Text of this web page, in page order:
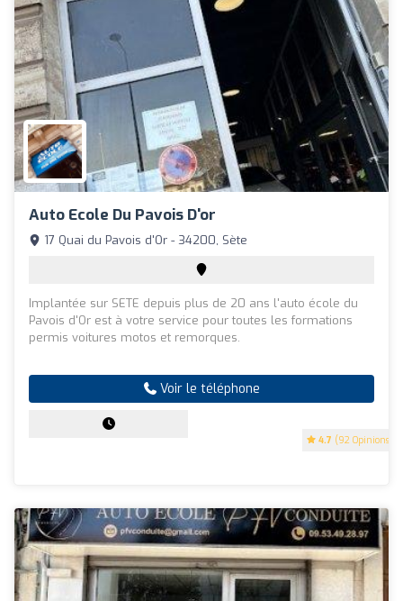
Auto Ecole Du Pavois D'or
4.7 (92 Opinions)
17 Quai du Pavois d'Or - 34200, Sète
Implantée sur SETE depuis plus de 20 ans l'auto école du
Pavois d'Or est à votre service pour toutes les formations
permis voitures motos et remorques.
Voir le téléphone